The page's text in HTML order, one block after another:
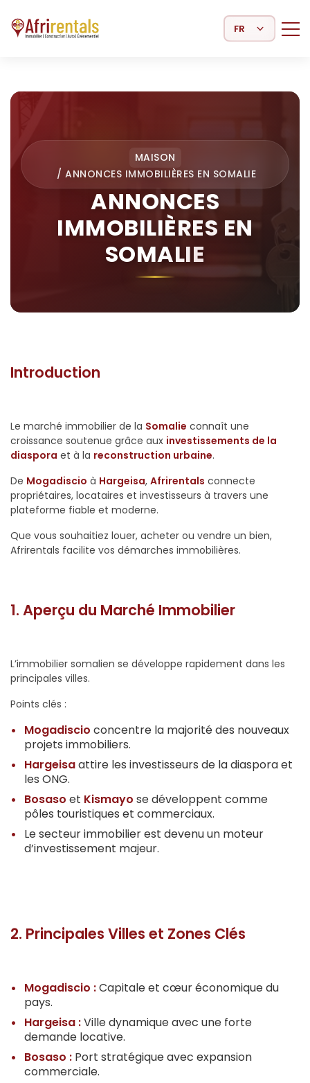
Select Language
MAISON
/ ANNONCES IMMOBILIÈRES EN SOMALIE
ANNONCES
IMMOBILIÈRES EN
SOMALIE
Introduction
Le marché immobilier de la Somalie connaît une
croissance soutenue grâce aux investissements de la
diaspora et à la reconstruction urbaine.
De Mogadiscio à Hargeisa, Afrirentals connecte
propriétaires, locataires et investisseurs à travers une
plateforme fiable et moderne.
Que vous souhaitiez louer, acheter ou vendre un bien,
Afrirentals facilite vos démarches immobilières.
1. Aperçu du Marché Immobilier
L’immobilier somalien se développe rapidement dans les
principales villes.
Points clés :
Mogadiscio concentre la majorité des nouveaux
projets immobiliers.
Hargeisaattire les investisseurs de la diaspora et
les ONG.
Bosaso et Kismayo se développent comme
pôles touristiques et commerciaux.
Le secteur immobilier est devenu un moteur
d’investissement majeur.
2. Principales Villes et Zones Clés
Mogadiscio :Capitale et cœur économique du
pays.
Hargeisa :Ville dynamique avec une forte
demande locative.
Bosaso : Port stratégique avec expansion
commerciale.